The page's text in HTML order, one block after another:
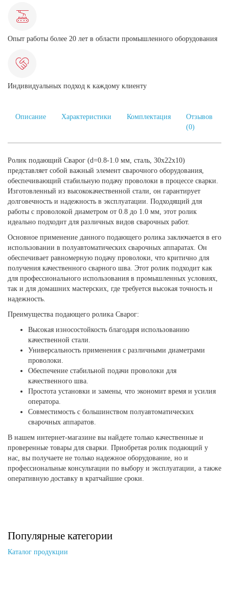
Опыт работы более 20 лет в области промышленного оборудования
Индивидуальных подход к каждому клиенту
Описание Характеристики Комплектация
Отзывов
(0)
Ролик подающий Сварог (d=0.8-1.0 мм, сталь, 30x22x10)
представляет собой важный элемент сварочного оборудования,
обеспечивающий стабильную подачу проволоки в процессе сварки.
Изготовленный из высококачественной стали, он гарантирует
долговечность и надежность в эксплуатации. Подходящий для
работы с проволокой диаметром от 0.8 до 1.0 мм, этот ролик
идеально подходит для различных видов сварочных работ.
Основное применение данного подающего ролика заключается в его
использовании в полуавтоматических сварочных аппаратах. Он
обеспечивает равномерную подачу проволоки, что критично для
получения качественного сварного шва. Этот ролик подходит как
для профессионального использования в промышленных условиях,
так и для домашних мастерских, где требуется высокая точность и
надежность.
Преимущества подающего ролика Сварог:
Высокая износостойкость благодаря использованию
качественной стали.
Универсальность применения с различными диаметрами
проволоки.
Обеспечение стабильной подачи проволоки для
качественного шва.
Простота установки и замены, что экономит время и усилия
оператора.
Совместимость с большинством полуавтоматических
сварочных аппаратов.
В нашем интернет-магазине вы найдете только качественные и
проверенные товары для сварки. Приобретая ролик подающий у
нас, вы получаете не только надежное оборудование, но и
профессиональные консультации по выбору и эксплуатации, а также
оперативную доставку в кратчайшие сроки.
Популярные категории
Каталог продукции